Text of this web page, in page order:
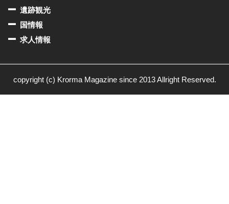
遺跡観光
国情報
求人情報
copyright (c) Krorma Magazine since 2013 Allright Reserved.